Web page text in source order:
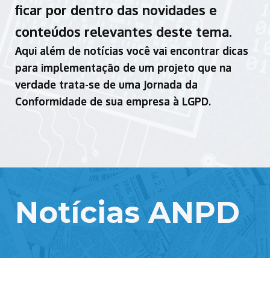
ficar por dentro das novidades e
conteúdos relevantes deste tema.
Aqui além de notícias você vai encontrar dicas
para implementação de um projeto que na
verdade trata-se de uma Jornada da
Conformidade de sua empresa à LGPD.
Notícias ANPD